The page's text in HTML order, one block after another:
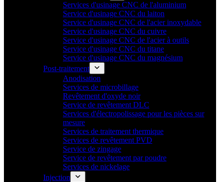
Services d'usinage CNC de l'aluminium
Service d'usinage CNC du laiton
Service d'usinage CNC de l'acier inoxydable
Service d'usinage CNC du cuivre
Service d'usinage CNC de l'acier à outils
Service d'usinage CNC du titane
Service d'usinage CNC du magnésium
Post-traitement
Anodisation
Services de microbillage
Revêtement d'oxyde noir
Service de revêtement DLC
Services d'électropolissage pour les pièces sur
mesure
Services de traitement thermique
Services de revêtement PVD
Service de zingage
Service de revêtement par poudre
Services de nickelage
Injection